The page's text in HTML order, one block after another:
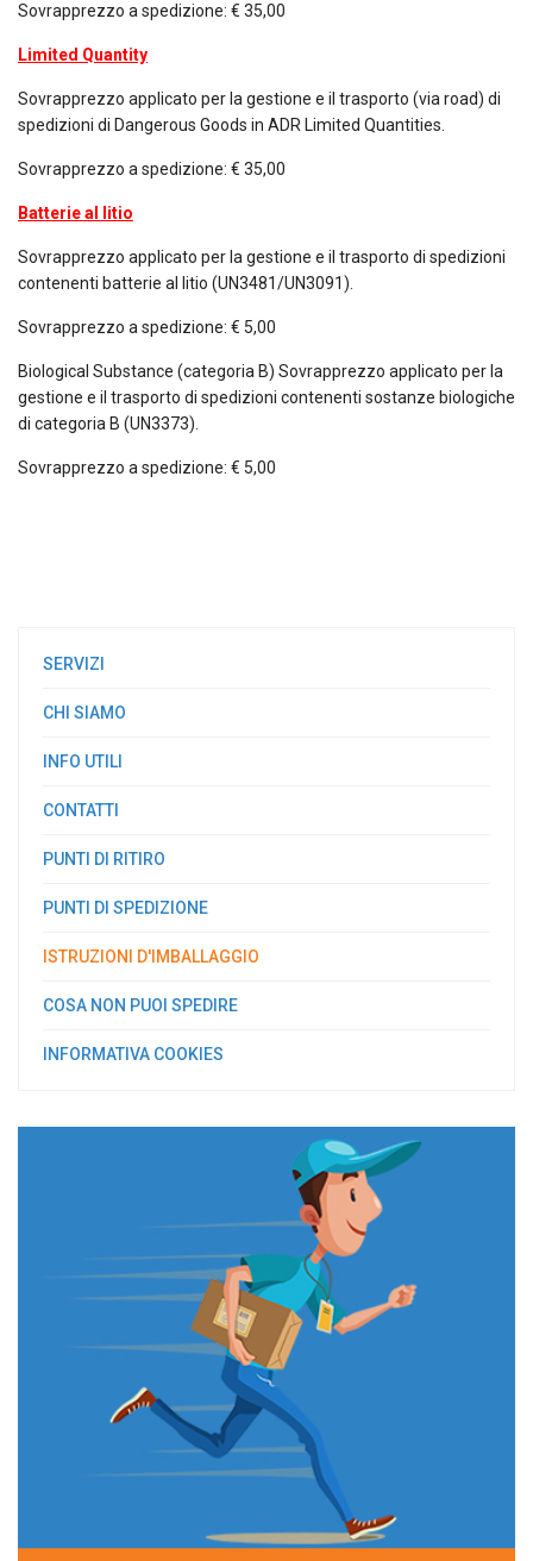
Sovrapprezzo a spedizione: € 35,00
Limited Quantity
Sovrapprezzo applicato per la gestione e il trasporto (via road) di
spedizioni di Dangerous Goods in ADR Limited Quantities.
Sovrapprezzo a spedizione: € 35,00
Batterie al litio
Sovrapprezzo applicato per la gestione e il trasporto di spedizioni
contenenti batterie al litio (UN3481/UN3091).
Sovrapprezzo a spedizione: € 5,00
Biological Substance (categoria B) Sovrapprezzo applicato per la
gestione e il trasporto di spedizioni contenenti sostanze biologiche
di categoria B (UN3373).
Sovrapprezzo a spedizione: € 5,00
SERVIZI
CHI SIAMO
INFO UTILI
CONTATTI
PUNTI DI RITIRO
PUNTI DI SPEDIZIONE
ISTRUZIONI D'IMBALLAGGIO
COSA NON PUOI SPEDIRE
INFORMATIVA COOKIES